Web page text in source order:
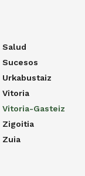
Salud
Sucesos
Urkabustaiz
Vitoria
Vitoria-Gasteiz
Zigoitia
Zuia